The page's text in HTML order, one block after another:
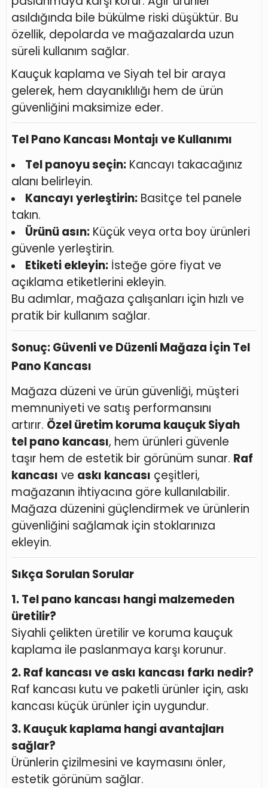
asıldığında bile bükülme riski düşüktür. Bu
özellik, depolarda ve mağazalarda uzun
süreli kullanım sağlar.
Kauçuk kaplama ve Siyah tel bir araya
gelerek, hem dayanıklılığı hem de ürün
güvenliğini maksimize eder.
Tel Pano Kancası Montajı ve Kullanımı
Tel panoyu seçin: Kancayı takacağınız
alanı belirleyin.
Kancayı yerleştirin: Basitçe tel panele
takın.
Ürünü asın: Küçük veya orta boy ürünleri
güvenle yerleştirin.
Etiketi ekleyin: İsteğe göre fiyat ve
açıklama etiketlerini ekleyin.
Bu adımlar, mağaza çalışanları için hızlı ve
pratik bir kullanım sağlar.
Sonuç: Güvenli ve Düzenli Mağaza İçin Tel
Pano Kancası
Mağaza düzeni ve ürün güvenliği, müşteri
memnuniyeti ve satış performansını
artırır. Özel üretim koruma kauçuk Siyah
tel pano kancası, hem ürünleri güvenle
taşır hem de estetik bir görünüm sunar. Raf
kancası ve askı kancası çeşitleri,
mağazanın ihtiyacına göre kullanılabilir.
Mağaza düzenini güçlendirmek ve ürünlerin
güvenliğini sağlamak için stoklarınıza
ekleyin.
Sıkça Sorulan Sorular
1. Tel pano kancası hangi malzemeden
üretilir?
Siyahli çelikten üretilir ve koruma kauçuk
kaplama ile paslanmaya karşı korunur.
2. Raf kancası ve askı kancası farkı nedir?
Raf kancası kutu ve paketli ürünler için, askı
kancası küçük ürünler için uygundur.
3. Kauçuk kaplama hangi avantajları
sağlar?
Ürünlerin çizilmesini ve kaymasını önler,
estetik görünüm sağlar.